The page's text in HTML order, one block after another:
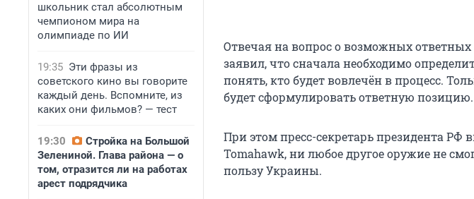
школьник стал абсолютным
чемпионом мира на
олимпиаде по ИИ
19:35 Эти фразы из
советского кино вы говорите
каждый день. Вспомните, из
каких они фильмов? — тест
19:30
Стройка на Большой
Зелениной. Глава района — о
том, отразится ли на работах
арест подрядчика
Отвечая на вопрос о возможных ответных
заявил, что сначала необходимо
понять, кто будет вовлечён в процесс.
будет сформулировать ответную позицию.
При этом пресс-секретарь президента РФ
Tomahawk, ни любое другое оружие не
пользу Украины.